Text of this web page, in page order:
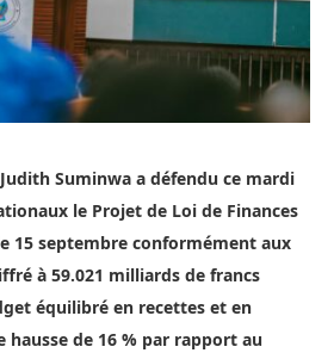
Suminwa a défendu ce mardi
le Projet de Loi de Finances
15 septembre conformément aux
à 59.021 milliards de francs
équilibré en recettes et en
hausse de 16 % par rapport au